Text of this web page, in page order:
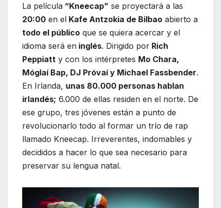
La película “Kneecap” se proyectará a las
20:00 en el Kafe Antzokia de Bilbao abierto a
todo el público que se quiera acercar y el
idioma será en inglés. Dirigido por Rich
Peppiatt y con los intérpretes Mo Chara,
Móglaí Bap, DJ Próvaí y Michael Fassbender.
En Irlanda, unas 80.000 personas hablan
irlandés; 6.000 de ellas residen en el norte. De
ese grupo, tres jóvenes están a punto de
revolucionarlo todo al formar un trío de rap
llamado Kneecap. Irreverentes, indomables y
decididos a hacer lo que sea necesario para
preservar su lengua natal.